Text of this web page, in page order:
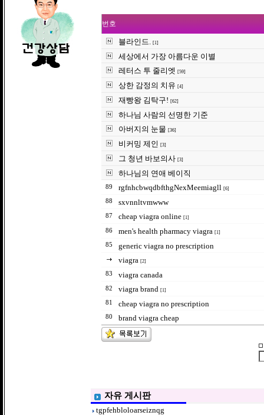
번호
블라인드. [1]
세상에서 가장 아름다운 이별
레터스 투 줄리엣
[59]
상한 감정의 치유 [4]
재빵왕 김탁구! [62]
하나님 사람의 선명한 기준
아버지의 눈물 [36]
비커밍 제인 [3]
그 청년 바보의사 [3]
하나님의 연애 베이직
89 rgfnhcbwqdbfthgNexMeemiagll [6]
88 sxvnnltvmwww
87 cheap viagra online [1]
86 men's health pharmacy viagra [1]
85
generic viagra no prescription
viagra [2]
83 viagra canada
82 viagra brand [1]
81 cheap viagra no prescription
80 brand viagra cheap
자유 게시판
tgpfehbloloarseiznqg